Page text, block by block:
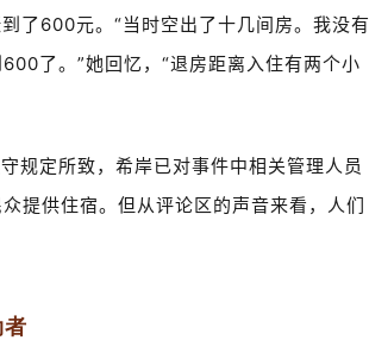
了600元。“当时空出了十几间房。我没有
了。”她回忆，“退房距离入住有两个小
规定所致，希岸已对事件中相关管理人员
提供住宿。但从评论区的声音来看，人们